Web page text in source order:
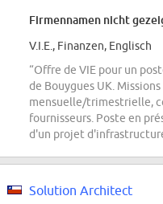
Firmennamen nicht
V.I.E., Finanzen, Englisch
“Offre de VIE pour un
de Bouygues UK.
mensuelle/trimestrielle,
fournisseurs. Poste en
d'un projet
Solution Architect